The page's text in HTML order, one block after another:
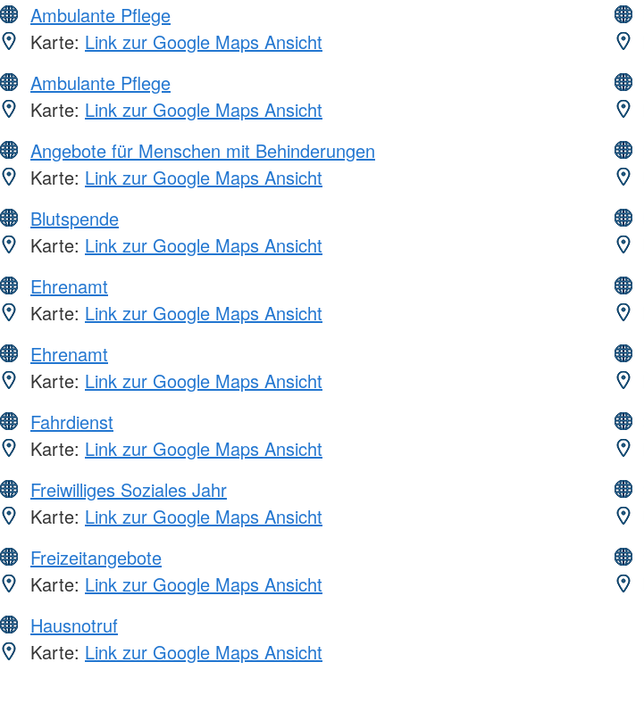
Ambulante Pflege
Karte: Link zur Google Maps Ansicht
Ambulante Pflege
Karte: Link zur Google Maps Ansicht
Angebote für Menschen mit Behinderungen
Karte: Link zur Google Maps Ansicht
Blutspende
Karte: Link zur Google Maps Ansicht
Ehrenamt
Karte: Link zur Google Maps Ansicht
Ehrenamt
Karte: Link zur Google Maps Ansicht
Fahrdienst
Karte: Link zur Google Maps Ansicht
Freiwilliges Soziales Jahr
Karte: Link zur Google Maps Ansicht
Freizeitangebote
Karte: Link zur Google Maps Ansicht
Hausnotruf
Karte: Link zur Google Maps Ansicht